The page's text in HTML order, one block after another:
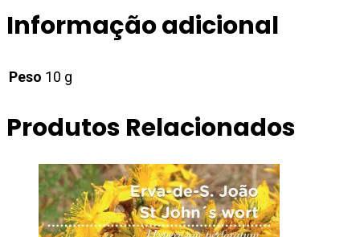
Informação adicional
Peso 10 g
Produtos Relacionados